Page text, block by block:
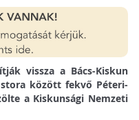
vissza a Bács-Kiskun
között fekvő Péteri-
a Kiskunsági Nemzeti